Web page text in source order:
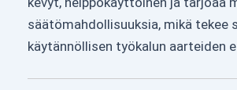
säätömahdollisuuksia, mikä tekee
käytännöllisen työkalun aarteiden